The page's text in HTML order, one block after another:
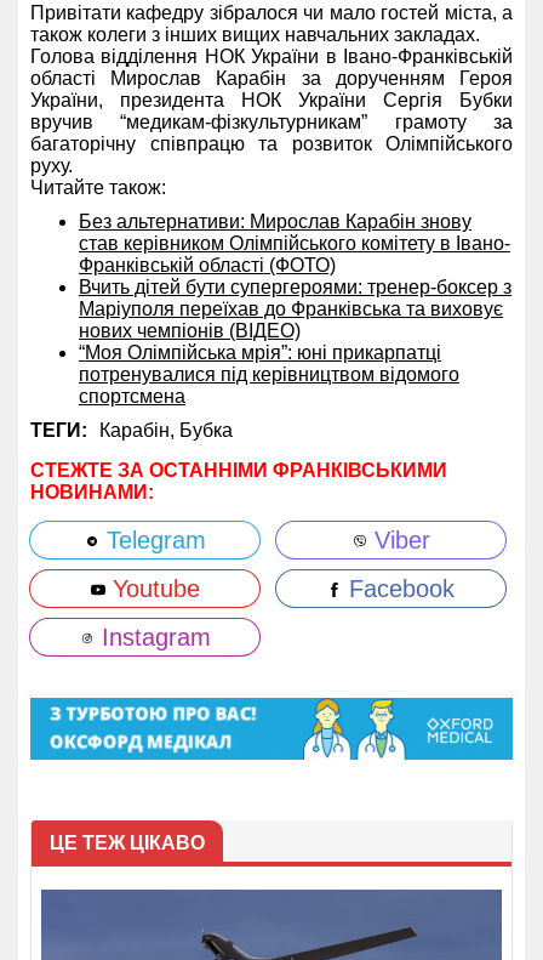
Привітати кафедру зібралося чи мало гостей міста, а
також колеги з інших вищих навчальних закладах.
Голова відділення НОК України в Івано-Франківській
області Мирослав Карабін за дорученням Героя
України, президента НОК України Сергія Бубки
вручив “медикам-фізкультурникам” грамоту за
багаторічну співпрацю та розвиток Олімпійського
руху.
Читайте також:
Без альтернативи: Мирослав Карабін знову
став керівником Олімпійського комітету в Івано-
Франківській області (ФОТО)
Вчить дітей бути супергероями: тренер-боксер з
Маріуполя переїхав до Франківська та виховує
нових чемпіонів (ВІДЕО)
“Моя Олімпійська мрія”: юні прикарпатці
потренувалися під керівництвом відомого
спортсмена
ТЕГИ:
Карабін, Бубка
СТЕЖТЕ ЗА ОСТАННІМИ ФРАНКІВСЬКИМИ
НОВИНАМИ:
Telegram
Viber
Youtube
Facebook
Instagram
ЦЕ ТЕЖ ЦІКАВО